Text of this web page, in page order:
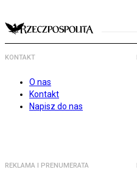
KONTAKT
O nas
Kontakt
Napisz do nas
REKLAMA I PRENUMERATA